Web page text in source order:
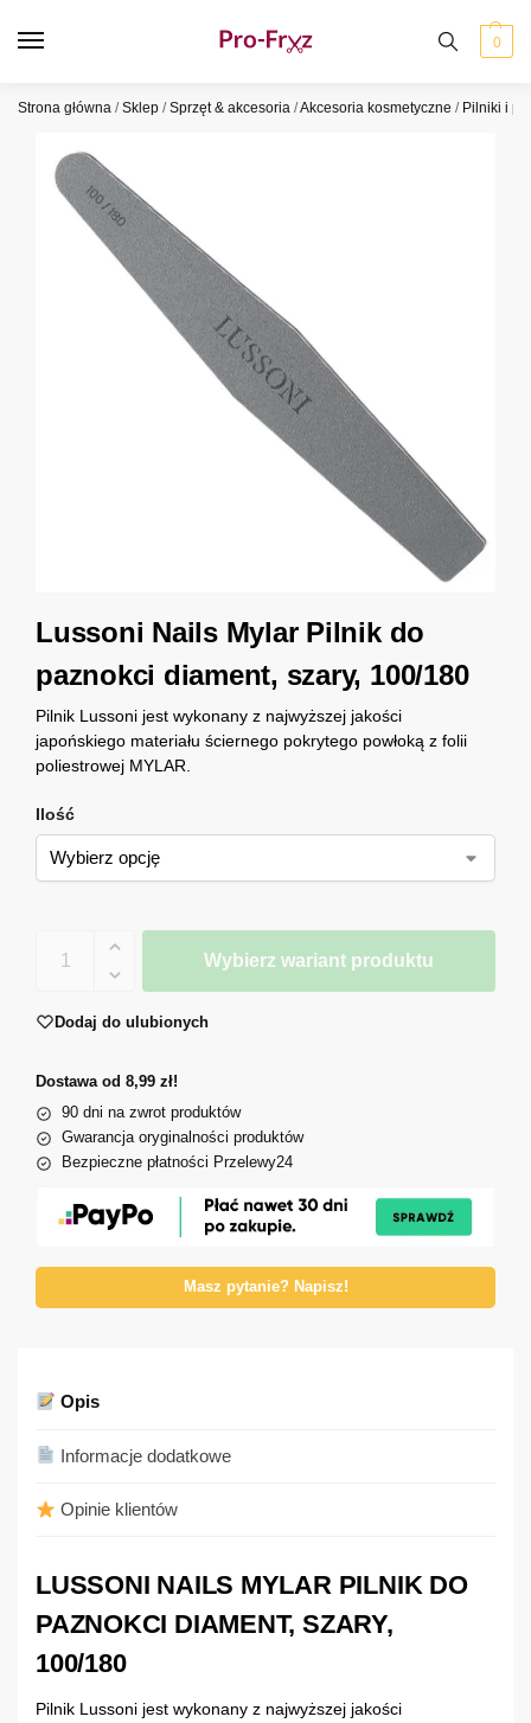
0
Strona główna /Sklep /Sprzęt & akcesoria /Akcesoria kosmetyczne / Pilniki i
Lussoni Nails Mylar Pilnik do
paznokci diament, szary, 100/180
Pilnik Lussoni jest wykonany z najwyższej jakości
japońskiego materiału ściernego pokrytego powłoką z folii
poliestrowej MYLAR.
Ilość
Wybierz wariant produktu
Dodaj do ulubionych
Dostawa od 8,99 zł!
90 dni na zwrot produktów
Gwarancja oryginalności produktów
Bezpieczne płatności Przelewy24
Masz pytanie? Napisz!
Opis
Informacje dodatkowe
Opinie klientów
LUSSONI NAILS MYLAR PILNIK DO
PAZNOKCI DIAMENT, SZARY,
100/180
Pilnik Lussoni jest wykonany z najwyższej jakości